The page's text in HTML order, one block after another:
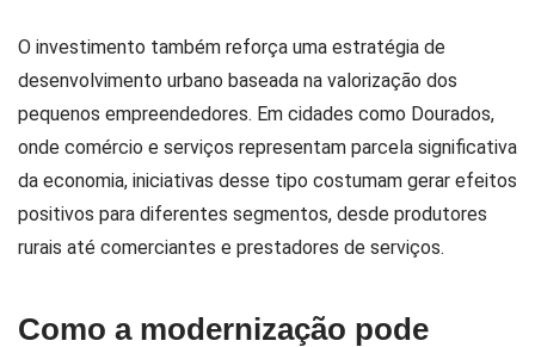
O investimento também reforça uma estratégia de
desenvolvimento urbano baseada na valorização dos
pequenos empreendedores. Em cidades como Dourados,
onde comércio e serviços representam parcela significativa
da economia, iniciativas desse tipo costumam gerar efeitos
positivos para diferentes segmentos, desde produtores
rurais até comerciantes e prestadores de serviços.
Como a modernização pode